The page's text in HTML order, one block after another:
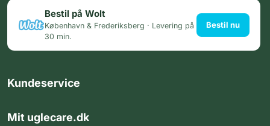
Bestil på Wolt
København & Frederiksberg · Levering på
30 min.
Bestil nu
Kundeservice
Mit uglecare.dk